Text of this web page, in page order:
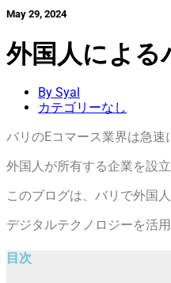
May 29, 2024
外国人による
By Syal
カテゴリーなし
バリのEコマース業界は急
外国人が所有する企業を設
このブログは、バリで外国
デジタルテクノロジーを活
目次